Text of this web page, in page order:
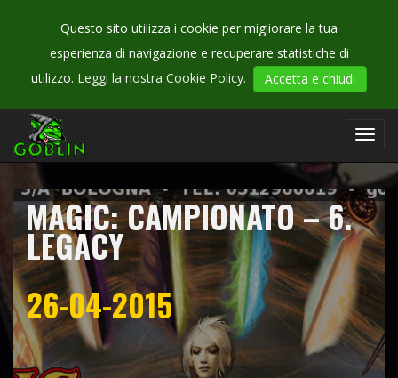
Questo sito utilizza i cookie per migliorare la tua
esperienza di navigazione e recuperare statistiche di
utilizzo. Leggi la nostra Cookie Policy. Accetta e chiudi
CHECK
OUR
MAGIC: CAMPIONATO – 6.
LEGACY
26-04-2015